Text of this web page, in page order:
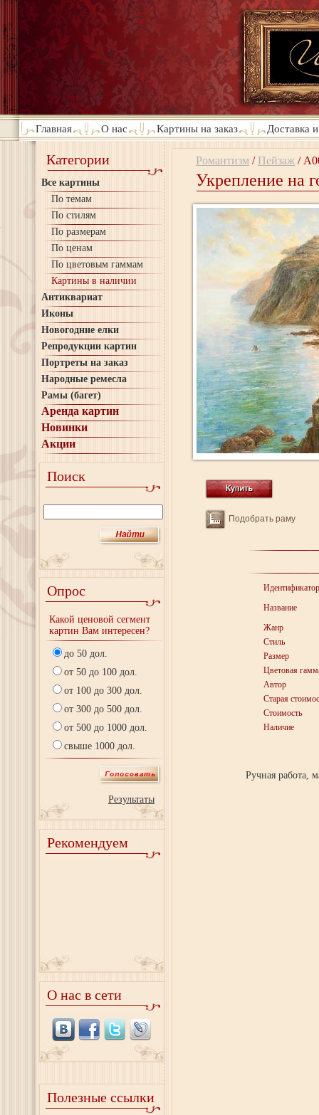
Главная О нас Картины на заказ Доставка
Категории
Все картины
По темам
По стилям
По размерам
По ценам
По цветовым гаммам
Картины в наличии
Антиквариат
Иконы
Новогодние елки
Репродукции картин
Портреты на заказ
Народные ремесла
Рамы (багет)
Аренда картин
Новинки
Акции
Поиск
Опрос
Какой ценовой сегмент
картин Вам интересен?
до 50 дол.
от 50 до 100 дол.
от 100 до 300 дол.
от 300 до 500 дол.
от 500 до 1000 дол.
свыше 1000 дол.
Результаты
Рекомендуем
О нас в сети
Полезные ссылки
Романтизм / Пейзаж /
Укрепление на
Подобрать раму
Идентификатор
Название
Жанр
Стиль
Размер
Цветовая
Автор
Старая
Стоимость
Наличие
Ручная работа,